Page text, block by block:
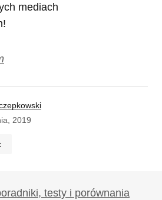
mediach
2019
zostanie opublikowany.